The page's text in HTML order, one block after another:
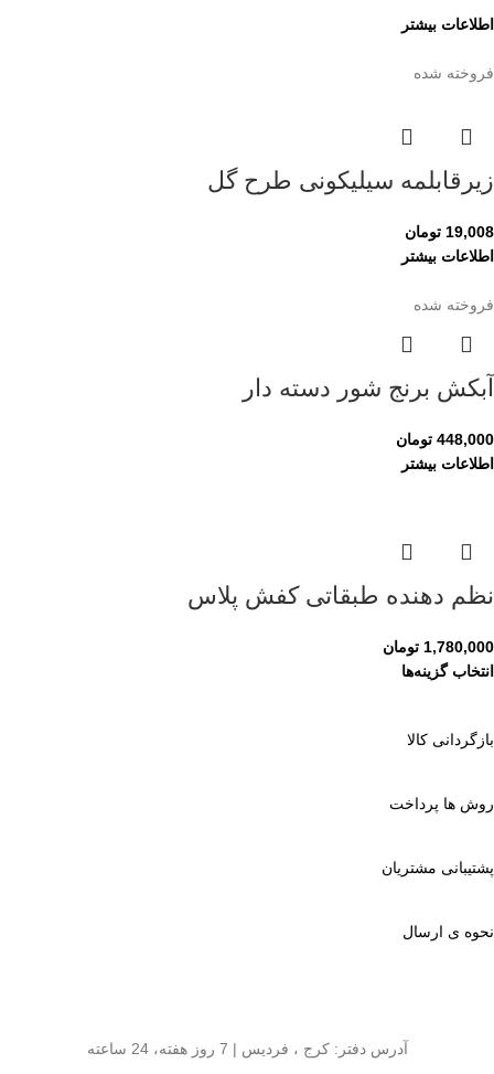
اطلاعات بیشتر
فروخته شده
زیرقابلمه سیلیکونی طرح گل
19,008 تومان
اطلاعات بیشتر
فروخته شده
آبکش برنج شور دسته دار
448,000 تومان
اطلاعات بیشتر
نظم دهنده طبقاتی کفش پلاس
1,780,000 تومان
انتخاب گزینه‌ها
بازگردانی کالا
روش ها پرداخت
پشتیبانی مشتریان
نحوه ی ارسال
آدرس دفتر: کرج ، فردیس | 7 روز هفته، 24 ساعته